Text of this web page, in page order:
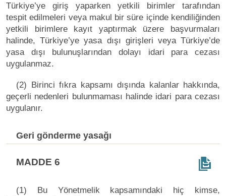
Türkiye’ye giriş yaparken yetkili birimler tarafından
tespit edilmeleri veya makul bir süre içinde kendiliğinden
yetkili birimlere kayıt yaptırmak üzere başvurmaları
halinde, Türkiye’ye yasa dışı girişleri veya Türkiye’de
yasa dışı bulunuşlarından dolayı idari para cezası
uygulanmaz.
(2) Birinci fıkra kapsamı dışında kalanlar hakkında,
geçerli nedenleri bulunmaması halinde idari para cezası
uygulanır.
Geri gönderme yasağı
MADDE 6
(1) Bu Yönetmelik kapsamındaki hiç kimse,